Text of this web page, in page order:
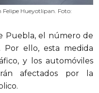
Felipe Hueyotlipan. Foto:
Puebla, el número de
Por ello, esta medida
y los automóviles
afectados por la